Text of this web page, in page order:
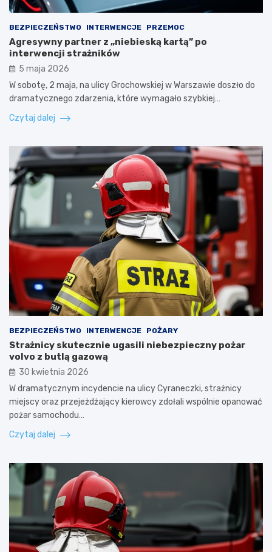
BEZPIECZEŃSTWO INTERWENCJE PRZEMOC
Agresywny partner z „niebieską kartą” po
interwencji strażników
5 maja 2026
W sobotę, 2 maja, na ulicy Grochowskiej w Warszawie doszło do
dramatycznego zdarzenia, które wymagało szybkiej…
Czytaj dalej
BEZPIECZEŃSTWO INTERWENCJE POŻARY
Strażnicy skutecznie ugasili niebezpieczny pożar
volvo z butlą gazową
30 kwietnia 2026
W dramatycznym incydencie na ulicy Cyraneczki, strażnicy
miejscy oraz przejeżdżający kierowcy zdołali wspólnie opanować
pożar samochodu…
Czytaj dalej